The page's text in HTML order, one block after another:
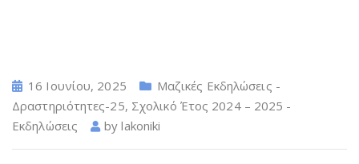
16 Ιουνίου, 2025
Μαζικές Εκδηλώσεις -
Δραστηριότητες-25, Σχολικό Έτος 2024 – 2025 -
Εκδηλώσεις
bylakoniki